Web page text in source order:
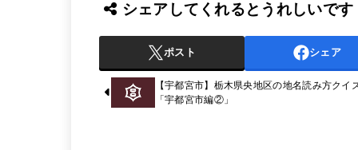
シェアしてくれるとうれしいです
ポスト シェア
【宇都宮市】栃木県央地区の地名読み方クイ
「宇都宮市編②」